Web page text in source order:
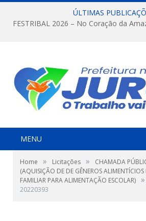
ÚLTIMAS
MENU
Home » Licitações »
CHAMADA
(AQUISIÇÃO DE DE GÊNEROS
FAMILIAR PARA ALIMENTAÇÃO ESCOLAR) »
20220393